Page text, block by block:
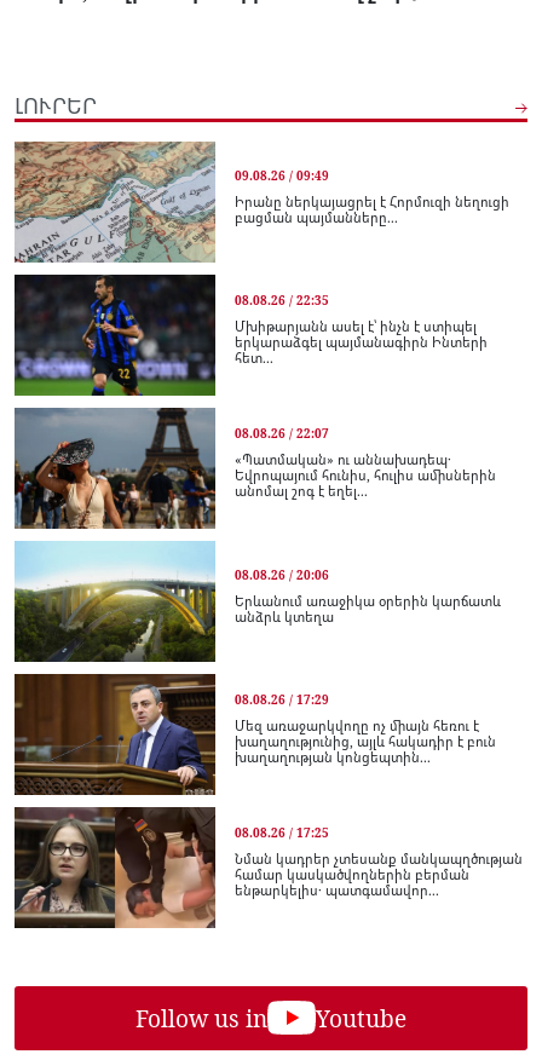
ԼՈՒՐԵՐ
09.08.26 / 09:49
Իրանը ներկայացրել է Հորմուզի նեղուցի
բացման պայմանները...
08.08.26 / 22:35
Մխիթարյանն ասել է՝ ինչն է ստիպել
երկարաձգել պայմանագիրն Ինտերի
հետ...
08.08.26 / 22:07
«Պատմական» ու աննախադեպ․
Եվրոպայում հունիս, հուլիս ամիսներին
անոմալ շոգ է եղել...
08.08.26 / 20:06
Երևանում առաջիկա օրերին կարճատև
անձրև կտեղա
08.08.26 / 17:29
Մեզ առաջարկվողը ոչ միայն հեռու է
խաղաղությունից, այլև հակադիր է բուն
խաղաղության կոնցեպտին...
08.08.26 / 17:25
Նման կադրեր չտեսանք մանկապղծության
համար կասկածվողներին բերման
ենթարկելիս․ պատգամավոր...
Follow us in Youtube